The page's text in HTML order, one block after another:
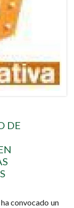
DE
convocado un